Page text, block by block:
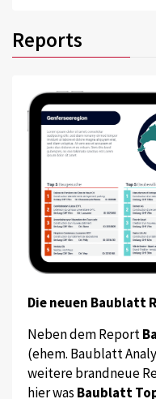
Reports
Die neuen Baublatt
Neben dem Report
(ehem. Baublatt
weitere brandneue
hier was Baublatt